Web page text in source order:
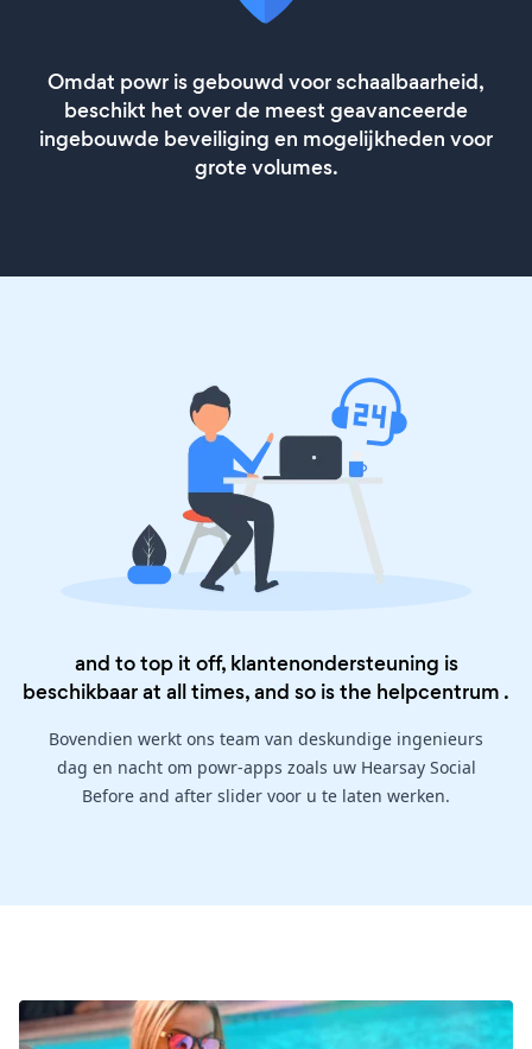
Omdat powr is gebouwd voor schaalbaarheid,
beschikt het over de meest geavanceerde
ingebouwde beveiliging en mogelijkheden voor
grote volumes.
and to top it off, klantenondersteuning is
beschikbaar at all times, and so is the helpcentrum .
Bovendien werkt ons team van deskundige ingenieurs
dag en nacht om powr-apps zoals uw Hearsay Social
Before and after slider voor u te laten werken.